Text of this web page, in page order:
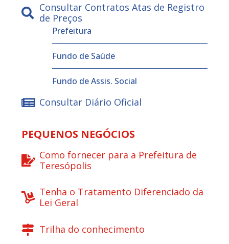
Consultar Contratos Atas de Registro
de Preços
Prefeitura
Fundo de Saúde
Fundo de Assis. Social
Consultar Diário Oficial
PEQUENOS NEGÓCIOS
Como fornecer para a Prefeitura de
Teresópolis
Tenha o Tratamento Diferenciado da
Lei Geral
Trilha do conhecimento